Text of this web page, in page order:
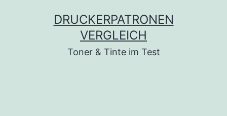
DRUCKERPATRONEN
VERGLEICH
Toner & Tinte im Test